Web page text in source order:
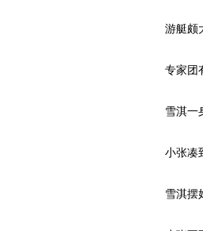
游艇颇
专家团
雪淇一
小张凑
雪淇摆